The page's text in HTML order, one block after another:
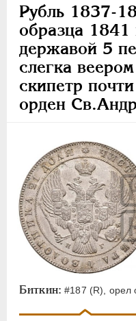
Рубль 1837-
образца 1841
державой 5
слегка
скипетр
орден
Биткин: #187 (R), орел